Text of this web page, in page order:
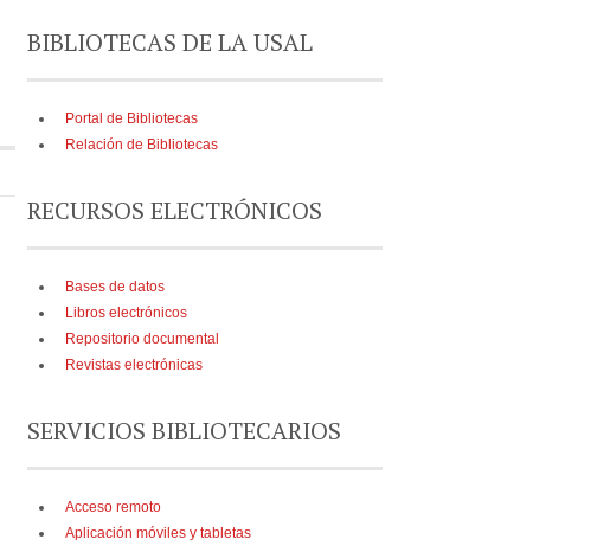
BIBLIOTECAS DE LA USAL
Portal de Bibliotecas
Relación de Bibliotecas
RECURSOS ELECTRÓNICOS
Bases de datos
Libros electrónicos
Repositorio documental
Revistas electrónicas
SERVICIOS BIBLIOTECARIOS
Acceso remoto
Aplicación móviles y tabletas